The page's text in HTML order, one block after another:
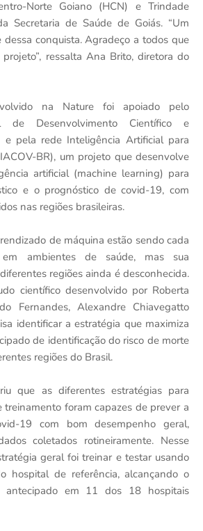
Norte Goiano (HCN) e Trindade
Secretaria de Saúde de Goiás. “Um
conquista. Agradeço a todos que
ressalta Ana Brito, diretora do
na Nature foi apoiado pelo
de Desenvolvimento Científico e
e pela rede Inteligência Artificial para
BR), um projeto que desenvolve
artificial (machine learning) para
e o prognóstico de covid-19, com
nas regiões brasileiras.
de máquina estão sendo cada
ambientes de saúde, mas sua
regiões ainda é desconhecida.
científico desenvolvido por Roberta
Fernandes, Alexandre Chiavegatto
identificar a estratégia que maximiza
de identificação do risco de morte
regiões do Brasil.
que as diferentes estratégias para
treinamento foram capazes de prever a
19 com bom desempenho geral,
coletados rotineiramente. Nesse
geral foi treinar e testar usando
hospital de referência, alcançando o
antecipado em 11 dos 18 hospitais